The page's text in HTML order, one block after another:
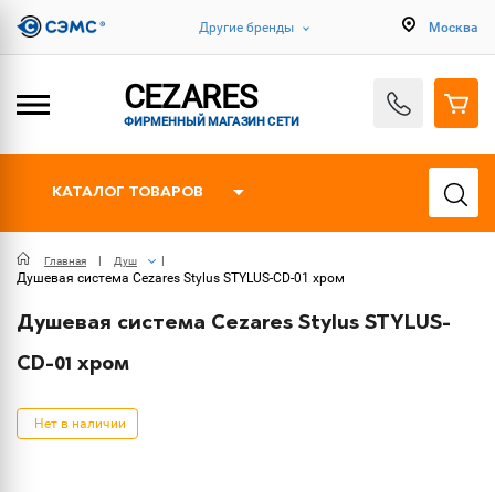
Другие бренды Москва
CEZARES
ФИРМЕННЫЙ МАГАЗИН СЕТИ
КАТАЛОГ ТОВАРОВ
Главная Душ
Душевая система Cezares Stylus STYLUS-CD-01 хром
Душевая система Cezares Stylus STYLUS-
CD-01 хром
Нет в наличии